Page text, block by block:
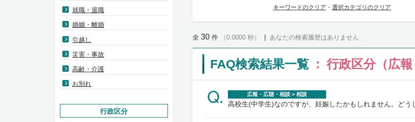
キーワードのクリア ・ 選択カテゴリのクリア
全 30 件 （0.0000 秒） あなたの検索履歴はありません
FAQ検索結果一覧 : 行政区分（広報
Q. 広報・広聴・相談 > 相談
高校生(中学生)なのですが、妊娠したかもしれません。どう
就職・退職
婚姻・離婚
引越し
災害・事故
高齢・介護
お別れ
行政区分